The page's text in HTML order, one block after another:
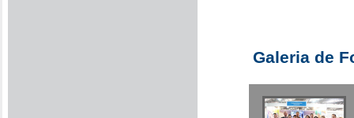
Galeria de